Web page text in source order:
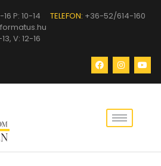
P: 10-14 TELEFON: +36-52/614-160
V: 12-16